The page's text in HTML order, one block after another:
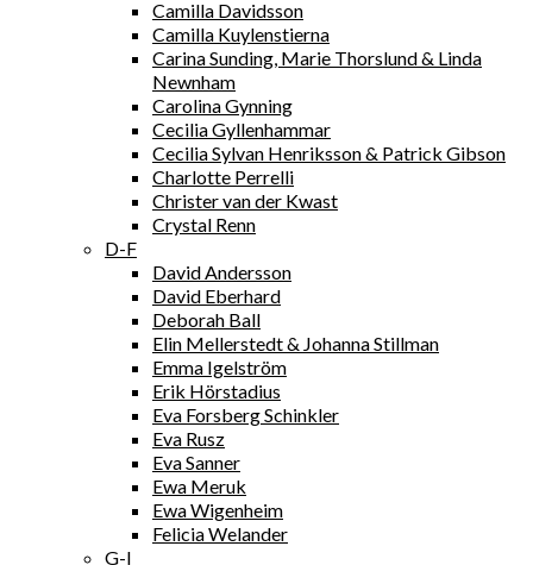
Camilla Davidsson
Camilla Kuylenstierna
Carina Sunding, Marie Thorslund & Linda
Newnham
Carolina Gynning
Cecilia Gyllenhammar
Cecilia Sylvan Henriksson & Patrick Gibson
Charlotte Perrelli
Christer van der Kwast
Crystal Renn
D-F
David Andersson
David Eberhard
Deborah Ball
Elin Mellerstedt & Johanna Stillman
Emma Igelström
Erik Hörstadius
Eva Forsberg Schinkler
Eva Rusz
Eva Sanner
Ewa Meruk
Ewa Wigenheim
Felicia Welander
G-I